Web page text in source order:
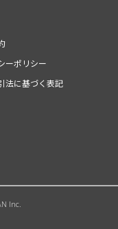
ーポリシー
法に基づく表記
Inc.